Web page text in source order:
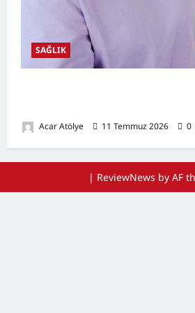
SAĞLIK
Acar Atölye 11 Temmuz 2026 0
| ReviewNews by AF